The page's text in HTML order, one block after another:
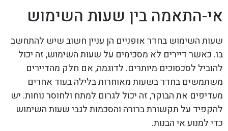
אי-התאמה בין שעות השימוש
שעות השימוש בחדר אופניים הן עניין חשוב שיש להתחשב
בו. כאשר דיירים לא מסכימים על שעות השימוש, זה יכול
להוביל לסכסוכים מיותרים. לדוגמה, אם חלק מהדיירים
משתמשים בחדר בשעות מאוחרות בלילה בעוד אחרים
מעדיפים את הבוקר, זה יכול לגרום למתח ולחוסר נוחות. יש
להקפיד על תקשורת ברורה והסכמות לגבי שעות השימוש
כדי למנוע אי הבנות.